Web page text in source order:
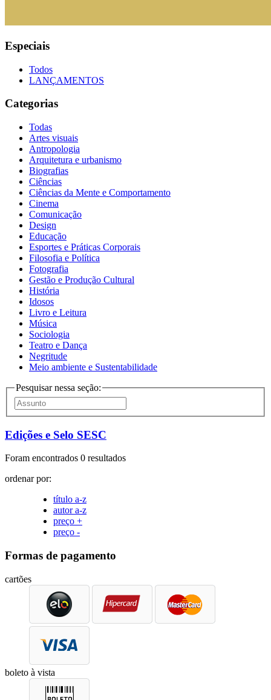
Especiais
Todos
LANÇAMENTOS
Categorias
Todas
Artes visuais
Antropologia
Arquitetura e urbanismo
Biografias
Ciências
Ciências da Mente e Comportamento
Cinema
Comunicação
Design
Educação
Esportes e Práticas Corporais
Filosofia e Política
Fotografia
Gestão e Produção Cultural
História
Idosos
Livro e Leitura
Música
Sociologia
Teatro e Dança
Negritude
Meio ambiente e Sustentabilidade
Pesquisar nessa seção:
Edições e Selo SESC
Foram encontrados 0 resultados
ordenar por:
título a-z
autor a-z
preço +
preço -
Formas de pagamento
cartões
boleto à vista